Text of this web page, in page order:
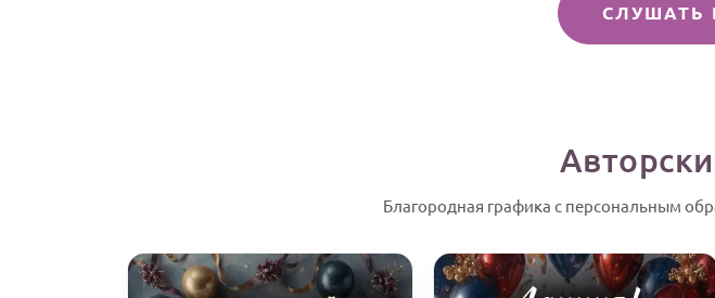
СЛУШАТЬ
Благородная графика с персональным